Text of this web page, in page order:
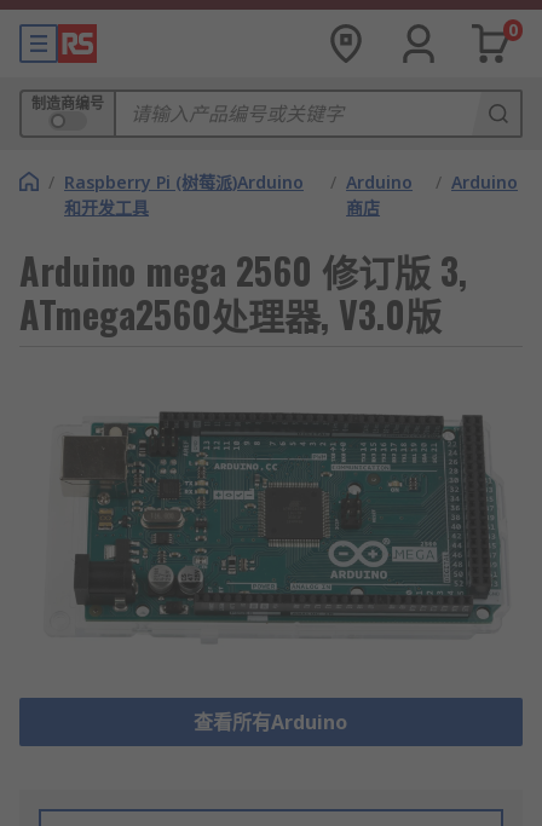
0
制造商编号
/ Raspberry Pi (树莓派)Arduino
和开发工具
/ Arduino
商店
/ Arduino
Arduino mega 2560 修订版 3,
ATmega2560处理器, V3.0版
查看所有Arduino